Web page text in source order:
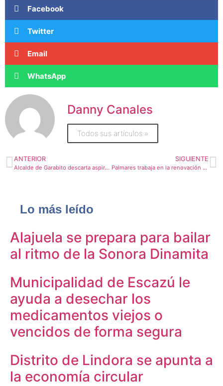
Facebook
Twitter
Email
WhatsApp
Danny Canales
Todos sus artículos »
ANTERIOR
Alcalde de Garabito descarta aspirar por una diputación en 2022
SIGUIENTE
Palmares trabaja en la renovación de su plan regulador
Lo más leído
Alajuela se prepara para bailar
al ritmo de la Sonora Dinamita
Municipalidad de Escazú le
ayuda a desechar los
medicamentos viejos o
vencidos de forma segura
Distrito de Lindora se apunta a
la economía circular